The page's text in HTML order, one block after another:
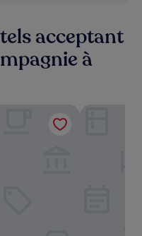
acceptant
à
Khemra I